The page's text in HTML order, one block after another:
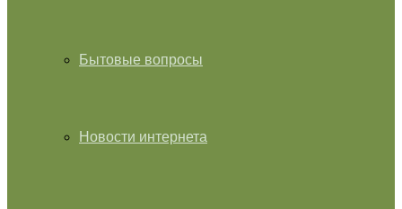
Бытовые вопросы
Новости интернета